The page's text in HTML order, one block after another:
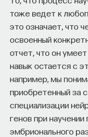
тоже ведет к
это означает, что
освоенный
отчет, что он
навык остается с
например, мы
приобретенный за
специализации
генов при
эмбрионального